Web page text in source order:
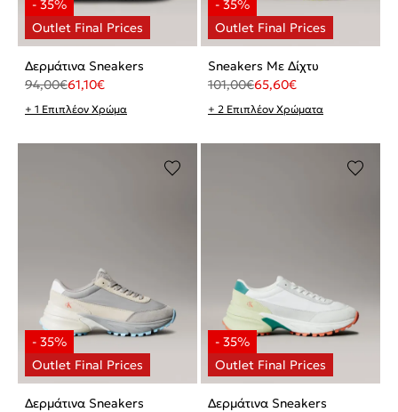
Δερμάτινα Sneakers
94,00€61,10€
+ 1 Επιπλέον Χρώμα
Sneakers Με Δίχτυ
101,00€65,60€
+ 2 Επιπλέον Χρώματα
Δερμάτινα Sneakers
Δερμάτινα Sneakers